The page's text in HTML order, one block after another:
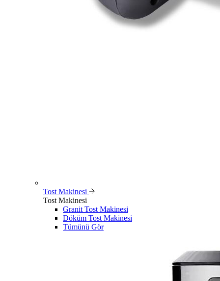
Tost Makinesi
Tost Makinesi
Granit Tost Makinesi
Döküm Tost Makinesi
Tümünü Gör